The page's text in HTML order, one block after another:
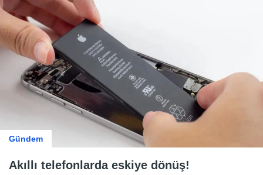
Gündem
Akıllı telefonlarda eskiye dönüş!